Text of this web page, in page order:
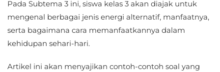
Pada Subtema 3 ini, siswa kelas 3 akan diajak untuk
mengenal berbagai jenis energi alternatif, manfaatnya,
serta bagaimana cara memanfaatkannya dalam
kehidupan sehari-hari.
Artikel ini akan menyajikan contoh-contoh soal yang